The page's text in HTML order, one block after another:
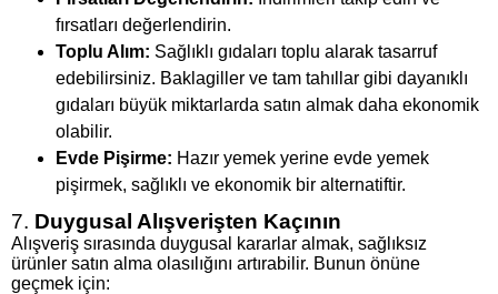
fırsatları değerlendirin.
Toplu Alım: Sağlıklı gıdaları toplu alarak tasarruf
edebilirsiniz. Baklagiller ve tam tahıllar gibi dayanıklı
gıdaları büyük miktarlarda satın almak daha ekonomik
olabilir.
Evde Pişirme: Hazır yemek yerine evde yemek
pişirmek, sağlıklı ve ekonomik bir alternatiftir.
7. Duygusal Alışverişten Kaçının
Alışveriş sırasında duygusal kararlar almak, sağlıksız
ürünler satın alma olasılığını artırabilir. Bunun önüne
geçmek için: